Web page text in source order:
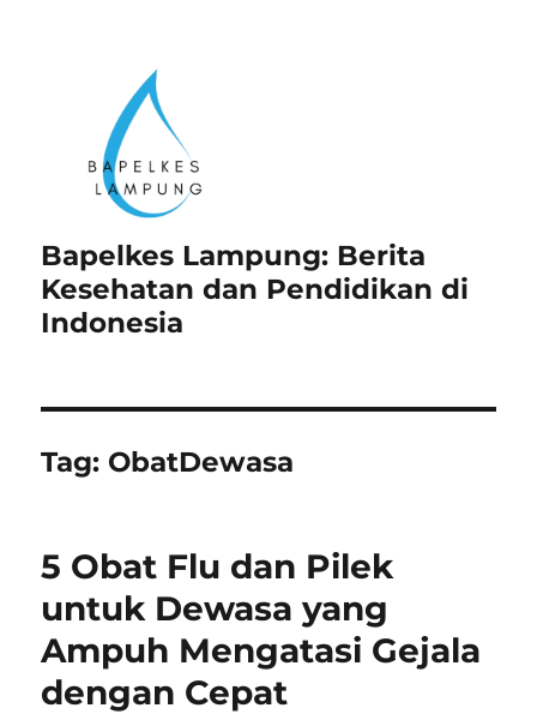
Bapelkes Lampung: Berita
Kesehatan dan Pendidikan di
Indonesia
Tag: ObatDewasa
5 Obat Flu dan Pilek
untuk Dewasa yang
Ampuh Mengatasi Gejala
dengan Cepat